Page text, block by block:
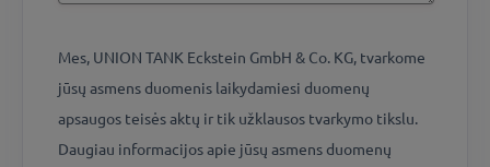
Mes, UNION TANK Eckstein GmbH & Co. KG, tvarkome
jūsų asmens duomenis laikydamiesi duomenų
apsaugos teisės aktų ir tik užklausos tvarkymo tikslu.
Daugiau informacijos apie jūsų asmens duomenų